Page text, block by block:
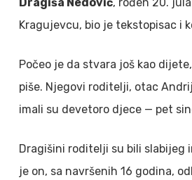
Kragujevcu, bio je tekstopisac i
Počeo je da stvara još kao
piše. Njegovi roditelji, otac
imali su devetoro djece — pet
Dragišini roditelji su bili slabijeg
je on, sa navršenih 16 godina,